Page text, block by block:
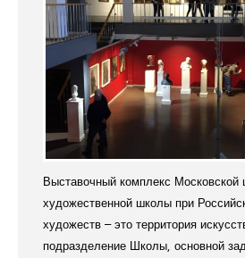
Выставочный комплекс Московской
художественной школы при
художеств – это территория
подразделение Школы, основной